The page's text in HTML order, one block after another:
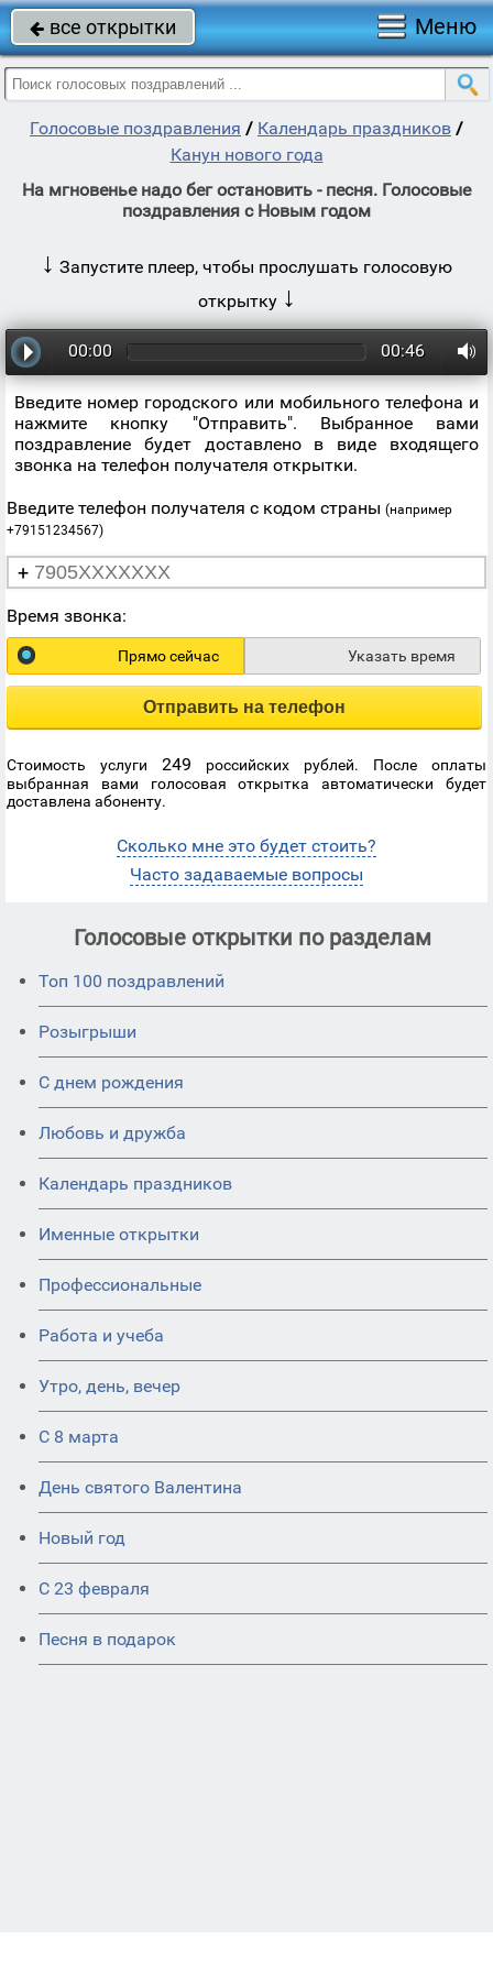
 все открытки Меню
Голосовые поздравления / Календарь праздников /
Канун нового года
На мгновенье надо бег остановить - песня. Голосовые
поздравления с Новым годом
↓ Запустите плеер, чтобы прослушать голосовую
открытку ↓
00:00 00:46
Введите номер городского или мобильного телефона и
нажмите кнопку "Отправить". Выбранное вами
поздравление будет доставлено в виде входящего
звонка на телефон получателя открытки.
Введите телефон получателя с кодом страны (например
+79151234567)
+
Время звонка:
Прямо сейчас Указать время
Отправить на телефон
Стоимость услуги 249 российских рублей. После оплаты
выбранная вами голосовая открытка автоматически будет
доставлена абоненту.
Сколько мне это будет стоить?
Часто задаваемые вопросы
Голосовые открытки по разделам
Топ 100 поздравлений
Розыгрыши
С днем рождения
Любовь и дружба
Календарь праздников
Именные открытки
Профессиональные
Работа и учеба
Утро, день, вечер
С 8 марта
День святого Валентина
Новый год
С 23 февраля
Песня в подарок